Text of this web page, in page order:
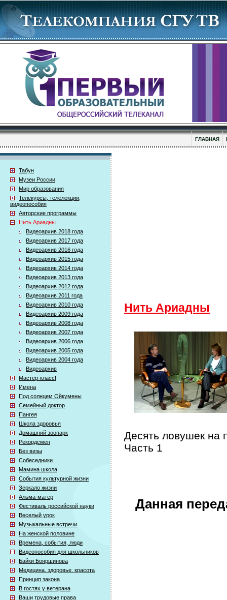
ГЛАВНАЯ
Табун
Музеи России
Мир образования
Телекурсы, телелекции,
видеопособия
Авторские программы
Нить Ариадны
Видеоархив 2018 года
Видеоархив 2017 года
Видеоархив 2016 года
Видеоархив 2015 года
Видеоархив 2014 года
Видеоархив 2013 года
Видеоархив 2012 года
Видеоархив 2011 года
Видеоархив 2010 года
Видеоархив 2009 года
Видеоархив 2008 года
Видеоархив 2007 года
Видеоархив 2006 года
Видеоархив 2005 года
Видеоархив 2004 года
Видеоархив
Мастер-класс!
Имена
Под солнцем Ойкумены
Семейный доктор
Пангея
Школа здоровья
Домашний зоопарк
Рекордсмен
Без визы
Собеседники
Мамина школа
События культурной жизни
Зеркало жизни
Альма-матер
Фестиваль российской науки
Веселый урок
Музыкальные встречи
На женской половине
Времена, события, люди
Видеопособия для школьников
Байки Бояршинова
Медицина. здоровье. красота
Принцип закона
В гостях у ветерана
Ваши трудовые права
Нить Ариадны
Десять ловушек на
Часть 1
Данная